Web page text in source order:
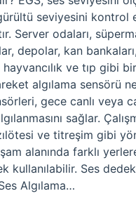
seviyesini kontrol
Server odaları,
depolar, kan
hayvancılık ve tıp gibi
algılama sensörü
gece canlı veya
sağlar.
ve titreşim gibi
alanında farklı
kullanılabilir. Ses
Algılama…